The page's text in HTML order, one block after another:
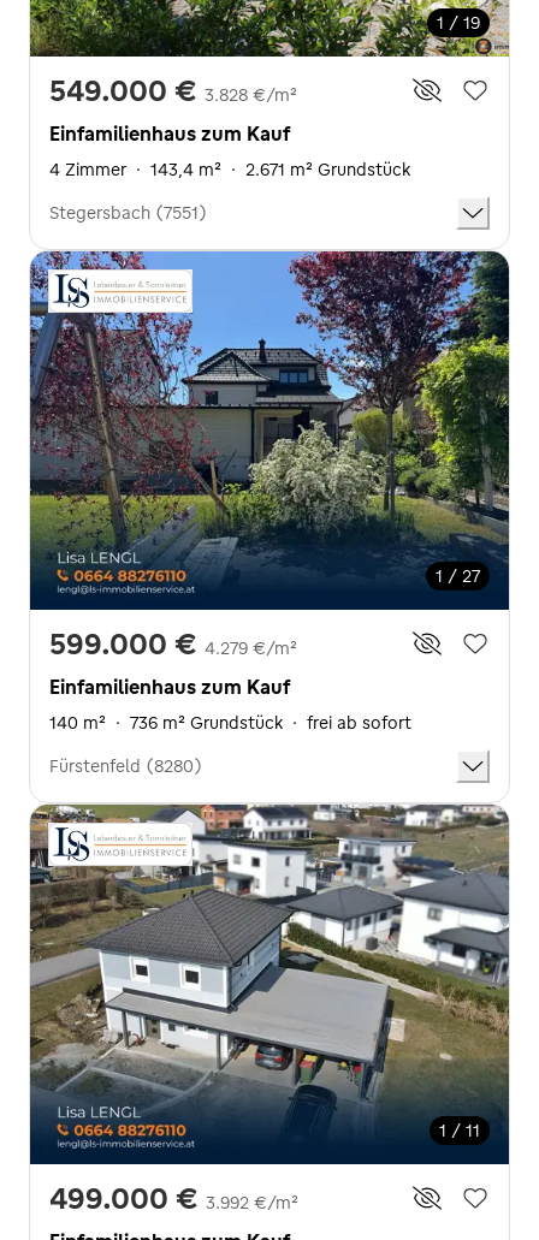
1 / 19
549.000 € 3.828 €/m²
Einfamilienhaus zum Kauf
4 Zimmer · 143,4 m² · 2.671 m² Grundstück
Stegersbach (7551)
1 / 27
599.000 € 4.279 €/m²
Einfamilienhaus zum Kauf
140 m² · 736 m² Grundstück · frei ab sofort
Fürstenfeld (8280)
1 / 11
499.000 € 3.992 €/m²